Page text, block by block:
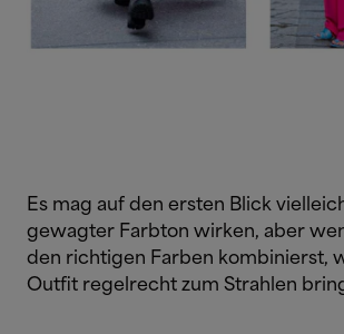
Es mag auf den ersten Blick
gewagter Farbton wirken, aber
den richtigen Farben kombinierst,
Outfit regelrecht zum Strahlen